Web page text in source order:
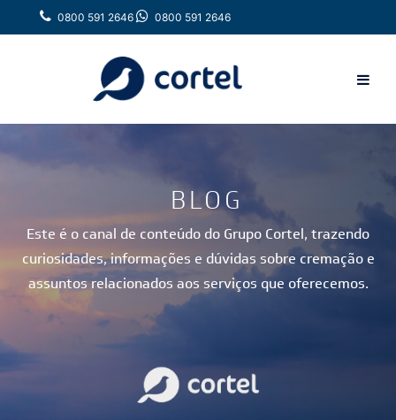
0800 591 2646 0800 591 2646
BLOG
Este é o canal de conteúdo do Grupo Cortel, trazendo
curiosidades, informações e dúvidas sobre cremação e
assuntos relacionados aos serviços que oferecemos.